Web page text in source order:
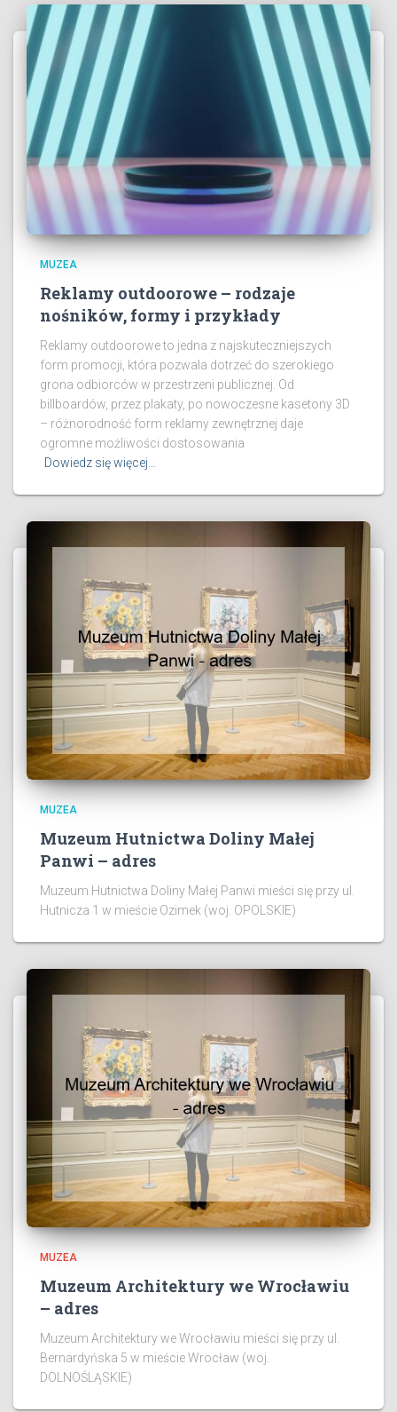
MUZEA
Reklamy outdoorowe – rodzaje
nośników, formy i przykłady
Reklamy outdoorowe to jedna z najskuteczniejszych
form promocji, która pozwala dotrzeć do szerokiego
grona odbiorców w przestrzeni publicznej. Od
billboardów, przez plakaty, po nowoczesne kasetony 3D
– różnorodność form reklamy zewnętrznej daje
ogromne możliwości dostosowania
Dowiedz się więcej…
MUZEA
Muzeum Hutnictwa Doliny Małej
Panwi – adres
Muzeum Hutnictwa Doliny Małej Panwi mieści się przy ul.
Hutnicza 1 w mieście Ozimek (woj. OPOLSKIE)
MUZEA
Muzeum Architektury we Wrocławiu
– adres
Muzeum Architektury we Wrocławiu mieści się przy ul.
Bernardyńska 5 w mieście Wrocław (woj.
DOLNOŚLĄSKIE)